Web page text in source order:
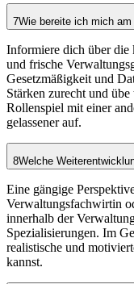
7Wie bereite ich mich
Informiere dich über die
und frische
Gesetzmäßigkeit und
Stärken zurecht und
Rollenspiel mit einer
gelassener auf.
8Welche
Eine gängige
Verwaltungsfachwirtin
innerhalb der
Spezialisierungen. Im
realistische und
kannst.